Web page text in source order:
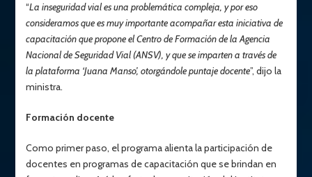
“La inseguridad vial es una problemática compleja, y por eso
consideramos que es muy importante acompañar esta iniciativa de
capacitación que propone el Centro de Formación de la Agencia
Nacional de Seguridad Vial (ANSV), y que se imparten a través de
la plataforma ‘Juana Manso’, otorgándole puntaje docente”, dijo la
ministra.
Formación docente
Como primer paso, el programa alienta la participación de
docentes en programas de capacitación que se brindan en